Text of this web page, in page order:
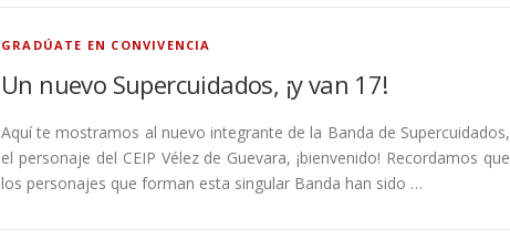
GRADÚATE EN CONVIVENCIA
Un nuevo Supercuidados, ¡y van 17!
Aquí te mostramos al nuevo integrante de la Banda de Supercuidados,
el personaje del CEIP Vélez de Guevara, ¡bienvenido! Recordamos que
los personajes que forman esta singular Banda han sido …